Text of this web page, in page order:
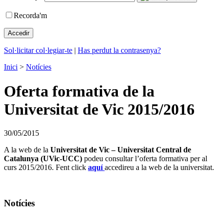
Recorda'm
Sol·licitar col·legiar-te | Has perdut la contrasenya?
Inici > Notícies
Oferta formativa de la
Universitat de Vic 2015/2016
30/05/2015
A la web de la Universitat de Vic – Universitat Central de
Catalunya (UVic-UCC) podeu consultar l’oferta formativa per al
curs 2015/2016. Fent click aquí accedireu a la web de la universitat.
Notícies